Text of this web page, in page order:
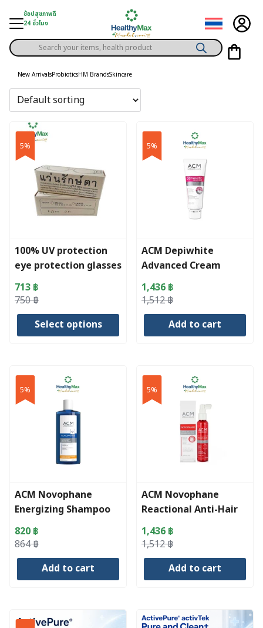
content
ช้อปสุขภาพดี
24 ชั่วโมง
Solution
Privilege
Content
Products
search
New ArrivalsProbioticsHM BrandsSkincare
5%
100% UV protection
eye protection glasses
750฿
Original
price
713 ฿
Current
price
Select options
has
multiple
variants.
on
the
product
page
5%
ACM Depiwhite
Advanced Cream
1,512฿
Original
price
1,436 ฿
Current
price
Add to cart
5%
ACM Novophane
Energizing Shampoo
864฿
Original
price
820 ฿
Current
price
Add to cart
5%
ACM Novophane
Reactional Anti-Hair
Loss Lotion
1,512฿
Original
price
1,436 ฿
Current
price
Add to cart